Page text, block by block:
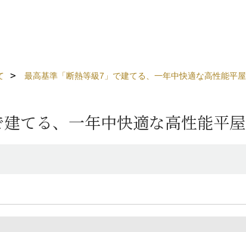
最高基準「断熱等級7」で建てる、一年中快適な高性能平屋
てる、一年中快適な高性能平屋